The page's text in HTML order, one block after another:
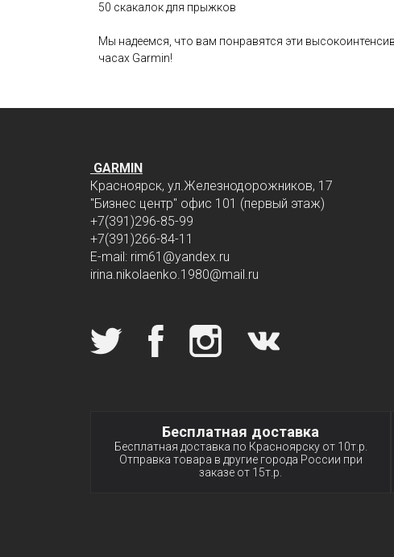
50 скакалок для прыжков
Мы надеемся, что вам понравятся эти
часах Garmin!
GARMIN
Красноярск, ул.Железнодорожников, 17
"Бизнес центр" офис 101 (первый этаж)
+7(391)296-85-99
+7(391)266-84-11
E-mail: rim61 @yandex.ru
irina.nikolaenko.1980@mail.ru
Мы в социальных сетях
Специальные условия
Бесплатная доставка
Бесплатная доставка по Красноярску от 10т.р.
Отправка товара в другие города России при
заказе от 15т.р.